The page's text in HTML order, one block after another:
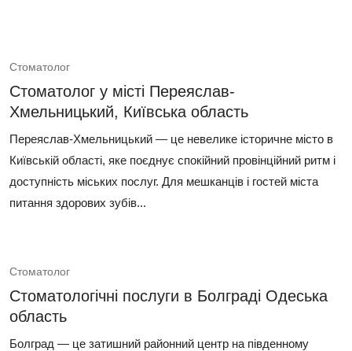
Стоматолог
Стоматолог у місті Переяслав-
Хмельницький, Київська область
Переяслав-Хмельницький — це невелике історичне місто в
Київській області, яке поєднує спокійний провінційний ритм і
доступність міських послуг. Для мешканців і гостей міста
питання здорових зубів...
Стоматолог
Стоматологічні послуги в Болграді Одеська
область
Болград — це затишний районний центр на південному